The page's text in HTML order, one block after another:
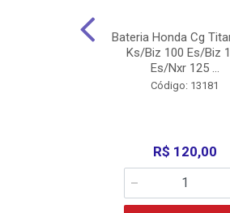
Bateria Honda Cg
Ks/Biz 100 Es/Biz
Es/Nxr 125 ...
Código: 13181
R$ 120,00